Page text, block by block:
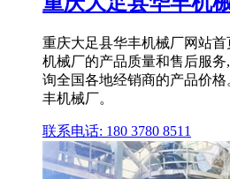
重庆大足县华丰机械厂网站
机械厂的产品质量和售后服
询全国各地经销商的产品价
丰机械厂。
联系电话: 180 3780 8511